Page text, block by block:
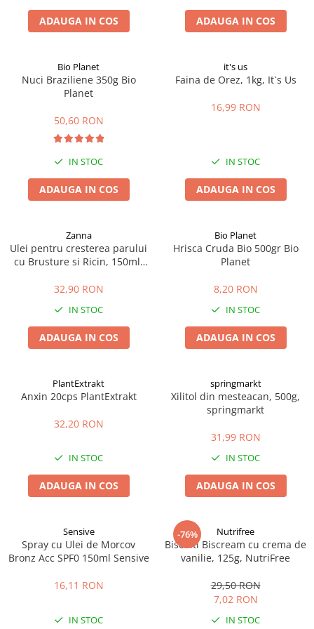
Produse pentru sportivi
Suplimente fitness
Batoane proteice
Pentru antrenament
Mama si copilul
Produse pentru copii
Sarcina si alaptare
Atelierul de cafea si ceaiuri
Ceaiuri simple
Ceaiuri medicinale compuse
Ceaiuri Maté
Cafea verde
Ulei de Cocos
Alte produse din Cocos
ADAUGA IN COS ADAUGA IN COS
Bio Planet
Nuci Braziliene 350g Bio
Planet
50,60 RON
IN STOC
ADAUGA IN COS
it's us
Faina de Orez, 1kg, It`s Us
16,99 RON
IN STOC
ADAUGA IN COS
Zanna
Ulei pentru cresterea parului
cu Brusture si Ricin, 150ml,
32,90 RON
IN STOC
ADAUGA IN COS
Bio Planet
Hrisca Cruda Bio 500gr Bio
Planet
8,20 RON
IN STOC
ADAUGA IN COS
PlantExtrakt
Anxin 20cps PlantExtrakt
32,20 RON
IN STOC
ADAUGA IN COS
springmarkt
Xilitol din mesteacan, 500g,
springmarkt
31,99 RON
IN STOC
ADAUGA IN COS
Sensive
Spray cu Ulei de Morcov
Bronz Acc SPF0 150ml Sensive
16,11 RON
IN STOC
-76% Nutrifree
Biscuiti Biscream cu crema de
vanilie, 125g, NutriFree
29,50 RON
7,02 RON
IN STOC